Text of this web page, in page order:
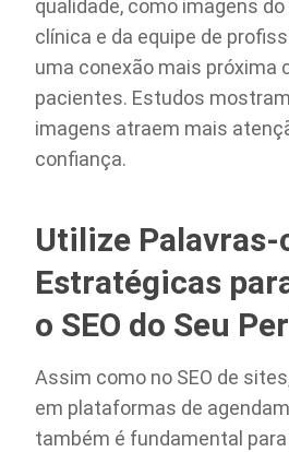
qualidade, como imagens
clínica e da equipe de
uma conexão mais próxima
pacientes. Estudos
imagens atraem mais
confiança.
Utilize Palavras-
Estratégicas
o SEO do Seu
Assim como no SEO de
em plataformas de
também é fundamental